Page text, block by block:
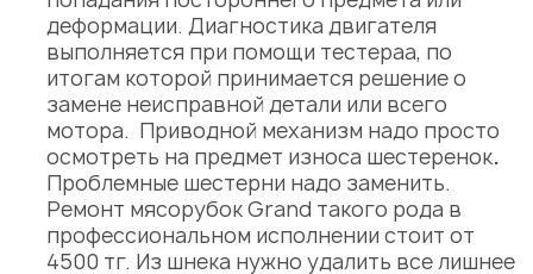
деформации. Диагностика двигателя
выполняется при помощи тестераа, по
итогам которой принимается решение о
замене неисправной детали или всего
мотора. Приводной механизм надо просто
осмотреть на предмет износа шестеренок.
Проблемные шестерни надо заменить.
Ремонт мясорубок Grand такого рода в
профессиональном исполнении стоит от
4500 тг. Из шнека нужно удалить все лишнее